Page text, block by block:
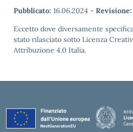
Pubblicato: 16.06.2024 - Revisione:
Eccetto dove diversamente
stato rilasciato sotto Licenza
Attribuzione 4.0 Italia.